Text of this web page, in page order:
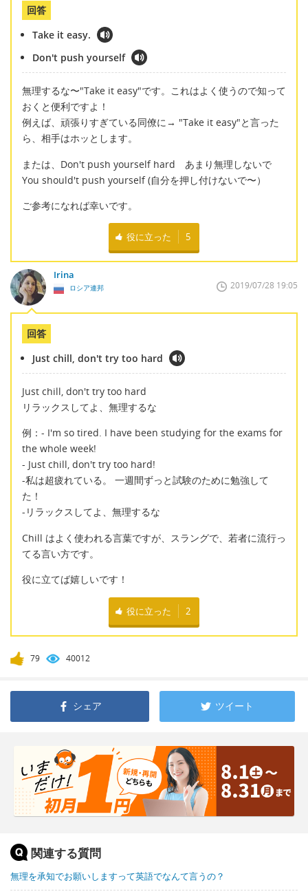
回答
Take it easy.
Don't push yourself
無理するな〜"Take it easy"です。これはよく使うので知って
おくと便利ですよ！
例えば、頑張りすぎている同僚に→ "Take it easy"と言った
ら、相手はホッとします。
または、Don't push yourself hard あまり無理しないで
You should't push yourself (自分を押し付けないで〜）
ご参考になれば幸いです。
役に立った 5
Irina
ロシア連邦 2019/07/28 19:05
回答
Just chill, don't try too hard
Just chill, don't try too hard
リラックスしてよ、無理するな
例：- I'm so tired. I have been studying for the exams for
the whole week!
- Just chill, don't try too hard!
-私は超疲れている。 一週間ずっと試験のために勉強して
た！
-リラックスしてよ、無理するな
Chill はよく使われる言葉ですが、スラングで、若者に流行っ
てる言い方です。
役に立てば嬉しいです！
役に立った 2
79 40012
シェア ツイート
関連する質問
無理を承知でお願いしますって英語でなんて言うの？